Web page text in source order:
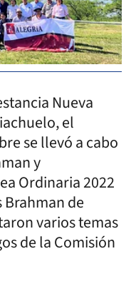
Nueva
el
se llevó a cabo
y
Ordinaria 2022
de
varios temas
de la Comisión